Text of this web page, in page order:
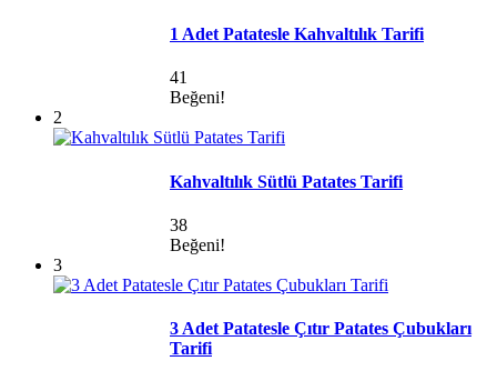
1 Adet Patatesle Kahvaltılık Tarifi
41
Beğeni!
2
Kahvaltılık Sütlü Patates Tarifi
38
Beğeni!
3
3 Adet Patatesle Çıtır Patates Çubukları
Tarifi